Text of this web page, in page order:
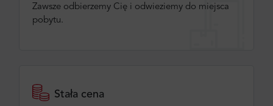
Zawsze odbierzemy Cię i odwieziemy do miejsca
pobytu.
Stała cena